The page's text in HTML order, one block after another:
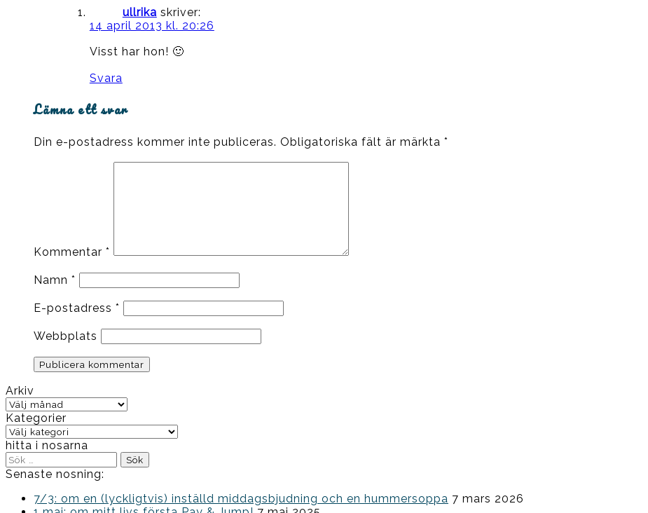
ullrika skriver:
14 april 2013 kl. 20:26
Visst har hon! 🙂
Svara
Lämna ett svar
Din e-postadress kommer inte publiceras. Obligatoriska fält är märkta *
Kommentar *
Namn *
E-postadress *
Webbplats
Arkiv
Arkiv
Kategorier
Kategorier
hitta i nosarna
Sök
efter:
Senaste nosning:
7/3: om en (lyckligtvis) inställd middagsbjudning och en hummersoppa 7 mars 2026